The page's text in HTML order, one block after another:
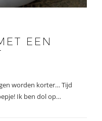
EEN
worden korter… Tijd
Ik ben dol op…